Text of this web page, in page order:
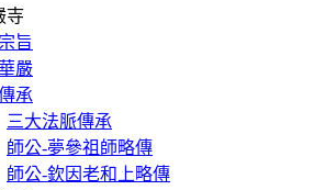
寺
旨
嚴
承
三大法脈傳承
師公-夢參祖師略傳
師公-欽因老和上略傳